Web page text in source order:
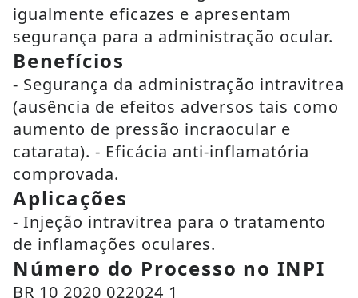
igualmente eficazes e apresentam
segurança para a administração ocular.
Benefícios
- Segurança da administração intravitrea
(ausência de efeitos adversos tais como
aumento de pressão incraocular e
catarata). - Eficácia anti-inflamatória
comprovada.
Aplicações
- Injeção intravitrea para o tratamento
de inflamações oculares.
Número do Processo no INPI
BR 10 2020 022024 1